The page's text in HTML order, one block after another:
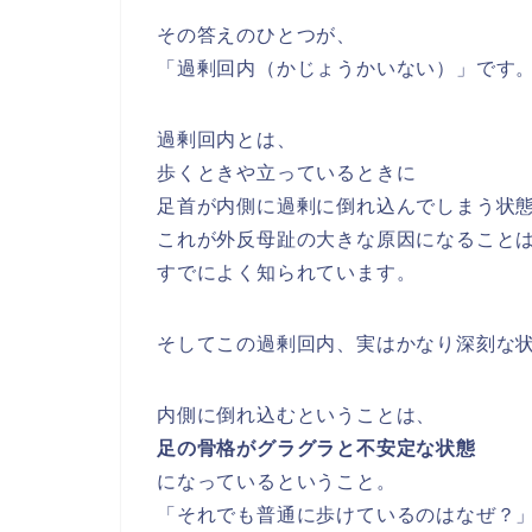
その答えのひとつが、
「過剰回内（かじょうかいない）」です。
過剰回内とは、
歩くときや立っているときに
足首が内側に過剰に倒れ込んでしまう状
これが外反母趾の大きな原因になることは
すでによく知られています。
そしてこの過剰回内、実はかなり深刻な
内側に倒れ込むということは、
足の骨格がグラグラと不安定な状態
になっているということ。
「それでも普通に歩けているのはなぜ？」